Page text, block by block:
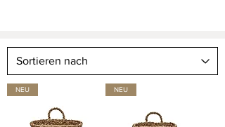
NEU NEU